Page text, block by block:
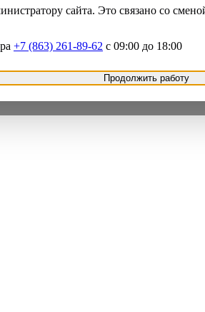
сайта. Это связано со
+7 (863) 261-89-62 с 09:00 до 18:00
Продолжить работу